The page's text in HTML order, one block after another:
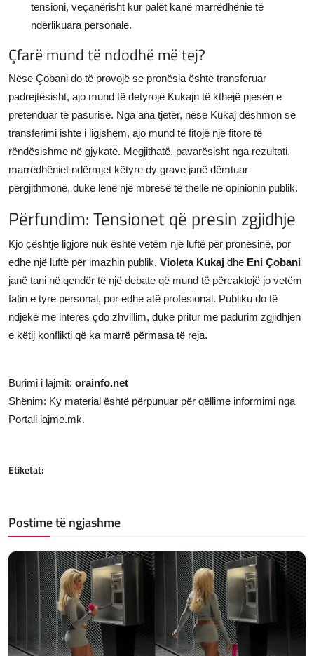
tensioni, veçanërisht kur palët kanë marrëdhënie të
ndërlikuara personale.
Çfarë mund të ndodhë më tej?
Nëse Çobani do të provojë se pronësia është transferuar
padrejtësisht, ajo mund të detyrojë Kukajn të kthejë pjesën e
pretenduar të pasurisë. Nga ana tjetër, nëse Kukaj dëshmon se
transferimi ishte i ligjshëm, ajo mund të fitojë një fitore të
rëndësishme në gjykatë. Megjithatë, pavarësisht nga rezultati,
marrëdhëniet ndërmjet këtyre dy grave janë dëmtuar
përgjithmonë, duke lënë një mbresë të thellë në opinionin publik.
Përfundim: Tensionet që presin zgjidhje
Kjo çështje ligjore nuk është vetëm një luftë për pronësinë, por
edhe një luftë për imazhin publik. Violeta Kukaj dhe Eni Çobani
janë tani në qendër të një debate që mund të përcaktojë jo vetëm
fatin e tyre personal, por edhe atë profesional. Publiku do të
ndjekë me interes çdo zhvillim, duke pritur me padurim zgjidhjen
e këtij konflikti që ka marrë përmasa të reja.
Burimi i lajmit: orainfo.net
Shënim: Ky material është përpunuar për qëllime informimi nga
Portali lajme.mk.
Etiketat:
Postime të ngjashme